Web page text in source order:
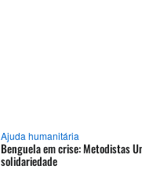
Ajuda humanitária
Benguela em crise: Metodistas
solidariedade